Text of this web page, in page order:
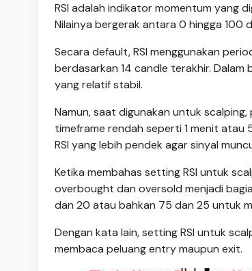
RSI adalah indikator momentum yang
Nilainya bergerak antara 0 hingga 100
Secara default, RSI menggunakan
berdasarkan 14 candle terakhir.
yang relatif stabil.
Namun, saat digunakan untuk
timeframe rendah seperti 1 menit
RSI yang lebih pendek agar sinyal
Ketika membahas setting RSI untuk
overbought dan oversold menjadi
dan 20 atau bahkan 75 dan 25 untuk
Dengan kata lain, setting RSI untuk
membaca peluang entry maupun exit.